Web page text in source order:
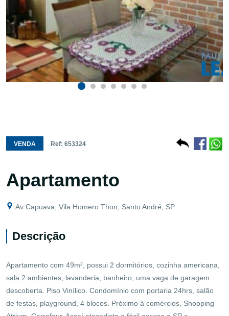
VENDA Ref: 653324
Apartamento
Av Capuava, Vila Homero Thon, Santo André, SP
Descrição
Apartamento com 49m², possui 2 dormitórios, cozinha americana,
sala 2 ambientes, lavanderia, banheiro, uma vaga de garagem
descoberta. Piso Vinílico. Condomínio com portaria 24hrs, salão
de festas, playground, 4 blocos. Próximo à comércios, Shopping